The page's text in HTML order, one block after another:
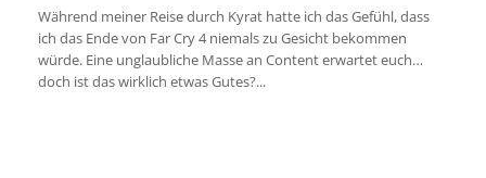
Während meiner Reise durch Kyrat hatte ich das Gefühl, dass
ich das Ende von Far Cry 4 niemals zu Gesicht bekommen
würde. Eine unglaubliche Masse an Content erwartet euch…
doch ist das wirklich etwas Gutes?...